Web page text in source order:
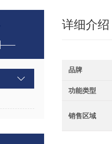
详细介绍
品牌
功能类型
销售区域